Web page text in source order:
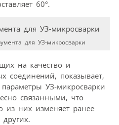
60°.
для УЗ-микросварки
на качество и
соединений, показывает,
УЗ-микросварки
связанными, что
из них изменяет ранее